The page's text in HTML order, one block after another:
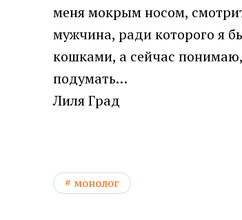
меня мокрым носом,
мужчина, ради которого я
кошками, а сейчас
подумать…
Лиля Град
монолог